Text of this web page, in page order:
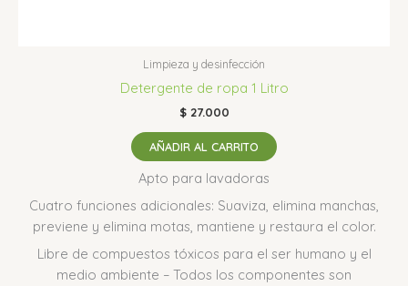
Limpieza y desinfección
Detergente de ropa 1 Litro
$27.000
AÑADIR AL CARRITO
Apto para lavadoras
Cuatro funciones adicionales: Suaviza, elimina manchas,
previene y elimina motas, mantiene y restaura el color.
Libre de compuestos tóxicos para el ser humano y el
medio ambiente – Todos los componentes son